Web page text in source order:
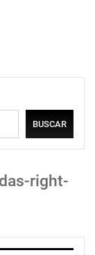
BUSCAR
right-